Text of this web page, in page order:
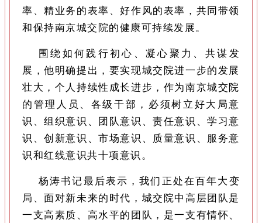
率、精业务的表率、好作风的表率，共同带领
和保持南京城交院的健康可持续发展。
围绕如何践行初心、凝心聚力、共谋发
展，他明确提出，要实现城交院进一步的发展
壮大，个人持续性成长进步，作为南京城交院
的管理人员、各级干部，必须树立好大局意
识、组织意识、团队意识、责任意识、学习意
识、创新意识、市场意识、质量意识、服务意
识和红线意识共十项意识。
杨涛书记最后表示，我们正处在百年大变
局、面对新未来的时代，城交院中高层团队是
一支高素质、高水平的团队，是一支有情怀、